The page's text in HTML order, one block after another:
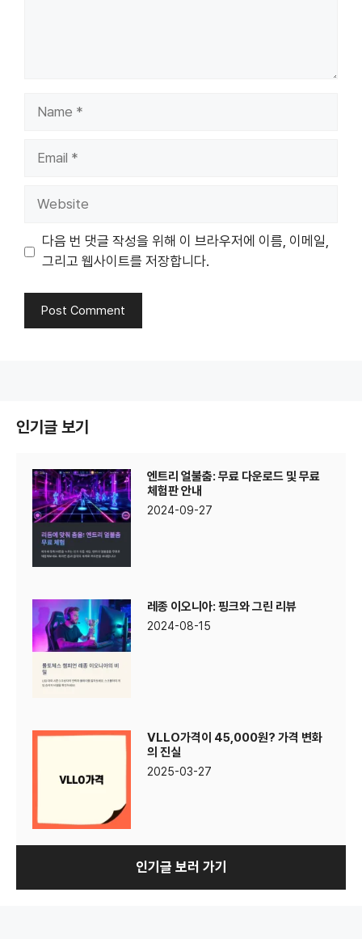
다음 번 댓글 작성을 위해 이 브라우저에 이름, 이메일,
그리고 웹사이트를 저장합니다.
인기글 보기
엔트리 얼불춤: 무료 다운로드 및 무료
체험판 안내
2024-09-27
레종 이오니아: 핑크와 그린 리뷰
2024-08-15
VLLO가격이 45,000원? 가격 변화
의 진실
2025-03-27
인기글 보러 가기